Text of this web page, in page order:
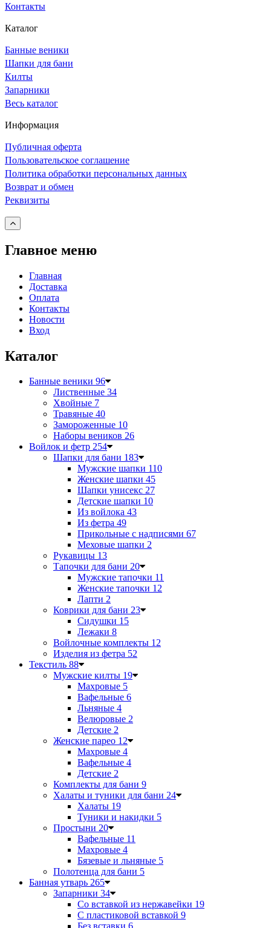
Контакты
Каталог
Банные веники
Шапки для бани
Килты
Запарники
Весь каталог
Информация
Публичная оферта
Пользовательское соглашение
Политика обработки персональных данных
Возврат и обмен
Реквизиты
Главное меню
Главная
Доставка
Оплата
Контакты
Новости
Вход
Каталог
Банные веники 96
Лиственные 34
Хвойные 7
Травяные 40
Замороженные 10
Наборы веников 26
Войлок и фетр 254
Шапки для бани 183
Мужские шапки 110
Женские шапки 45
Шапки унисекс 27
Детские шапки 10
Из войлока 43
Из фетра 49
Прикольные с надписями 67
Меховые шапки 2
Рукавицы 13
Тапочки для бани 20
Мужские тапочки 11
Женские тапочки 12
Лапти 2
Коврики для бани 23
Сидушки 15
Лежаки 8
Войлочные комплекты 12
Изделия из фетра 52
Текстиль 88
Мужские килты 19
Махровые 5
Вафельные 6
Льняные 4
Велюровые 2
Детские 2
Женские парео 12
Махровые 4
Вафельные 4
Детские 2
Комплекты для бани 9
Халаты и туники для бани 24
Халаты 19
Туники и накидки 5
Простыни 20
Вафельные 11
Махровые 4
Бязевые и льняные 5
Полотенца для бани 5
Банная утварь 265
Запарники 34
Со вставкой из нержавейки 19
С пластиковой вставкой 9